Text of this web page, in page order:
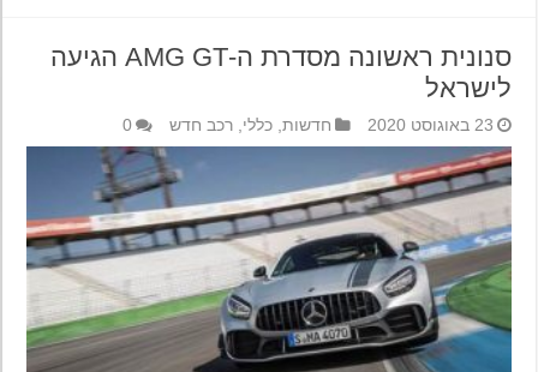
סנונית ראשונה מסדרת ה-AMG GT הגיעה
לישראל
23 באוגוסט 2020 חדשות,כללי,רכב חדש 0